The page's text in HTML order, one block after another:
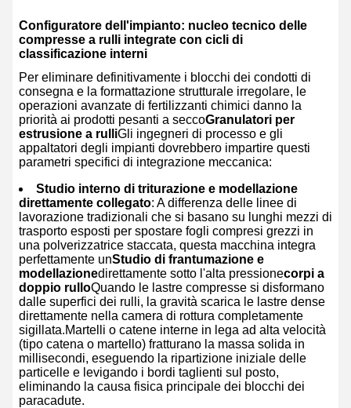
Configuratore dell'impianto: nucleo tecnico delle
compresse a rulli integrate con cicli di
classificazione interni
Per eliminare definitivamente i blocchi dei condotti di
consegna e la formattazione strutturale irregolare, le
operazioni avanzate di fertilizzanti chimici danno la
priorità ai prodotti pesanti a seccoGranulatori per
estrusione a rulliGli ingegneri di processo e gli
appaltatori degli impianti dovrebbero impartire questi
parametri specifici di integrazione meccanica:
Studio interno di triturazione e modellazione
direttamente collegato: A differenza delle linee di
lavorazione tradizionali che si basano su lunghi mezzi di
trasporto esposti per spostare fogli compresi grezzi in
una polverizzatrice staccata, questa macchina integra
perfettamente unStudio di frantumazione e
modellazionedirettamente sotto l'alta pressionecorpi a
doppio rulloQuando le lastre compresse si disformano
dalle superfici dei rulli, la gravità scarica le lastre dense
direttamente nella camera di rottura completamente
sigillata.Martelli o catene interne in lega ad alta velocità
(tipo catena o martello) fratturano la massa solida in
millisecondi, eseguendo la ripartizione iniziale delle
particelle e levigando i bordi taglienti sul posto,
eliminando la causa fisica principale dei blocchi dei
paracadute.